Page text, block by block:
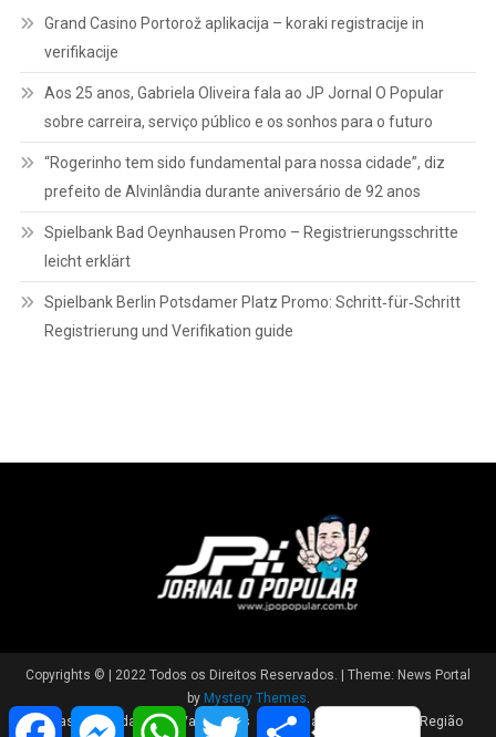
Grand Casino Portorož aplikacija – koraki registracije in
verifikacije
Aos 25 anos, Gabriela Oliveira fala ao JP Jornal O Popular
sobre carreira, serviço público e os sonhos para o futuro
“Rogerinho tem sido fundamental para nossa cidade”, diz
prefeito de Alvinlândia durante aniversário de 92 anos
Spielbank Bad Oeynhausen Promo – Registrierungsschritte
leicht erklärt
Spielbank Berlin Potsdamer Platz Promo: Schritt‑für‑Schritt
Registrierung und Verifikation guide
Copyrights © | 2022 Todos os Direitos Reservados. | Theme: News Portal
by Mystery Themes.
Brasil
Cidade Variedades Polícia
Região
FacebookMessengerWhatsAppTwitter Share